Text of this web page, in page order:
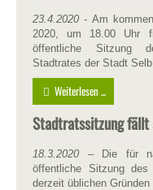
23.4.2020 - Am
2020, um 18.00 Uhr
öffentliche Sitzung
Stadtrates der Stadt
Weiterlesen ...
Stadtratssitzung fällt
18.3.2020 – Die für
öffentliche Sitzung
derzeit üblichen